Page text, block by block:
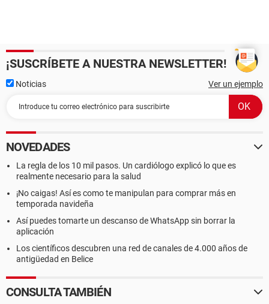
¡SUSCRÍBETE A NUESTRA NEWSLETTER!
Noticias Ver un ejemplo
NOVEDADES
La regla de los 10 mil pasos. Un cardiólogo explicó lo que es
realmente necesario para la salud
¡No caigas! Así es como te manipulan para comprar más en
temporada navideña
Así puedes tomarte un descanso de WhatsApp sin borrar la
aplicación
Los científicos descubren una red de canales de 4.000 años de
antigüedad en Belice
CONSULTA TAMBIÉN